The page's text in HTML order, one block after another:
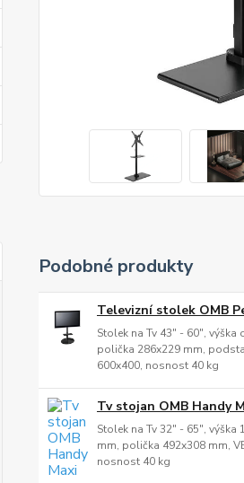
Podobné produkty
Televizní stolek OMB
Stolek na Tv 43" - 60",
polička 286x229 mm,
600x400, nosnost 40 kg
Tv stojan OMB Handy
Stolek na Tv 32" - 65",
mm, polička 492x308 mm,
nosnost 40 kg